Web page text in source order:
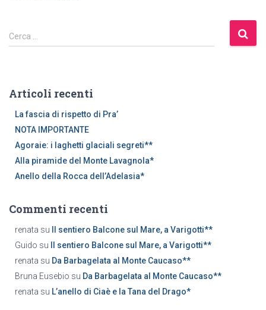
R
i
c
Cerca …
Articoli recenti
La fascia di rispetto di Pra’
NOTA IMPORTANTE
Agoraie: i laghetti glaciali segreti**
Alla piramide del Monte Lavagnola*
Anello della Rocca dell’Adelasia*
Commenti recenti
renata su
Il sentiero Balcone sul Mare, a Varigotti**
Guido su
Il sentiero Balcone sul Mare, a Varigotti**
renata su Da Barbagelata al Monte Caucaso**
Bruna Eusebio su Da Barbagelata al Monte Caucaso**
renata su L’anello di Ciaè e la Tana del Drago*